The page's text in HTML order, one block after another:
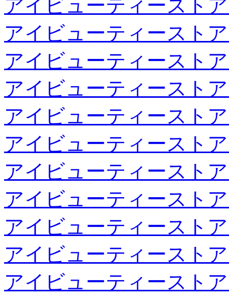
アイビューティースト
アイビューティースト
アイビューティースト
アイビューティースト
アイビューティースト
アイビューティースト
アイビューティースト
アイビューティースト
アイビューティースト
アイビューティースト
アイビューティースト